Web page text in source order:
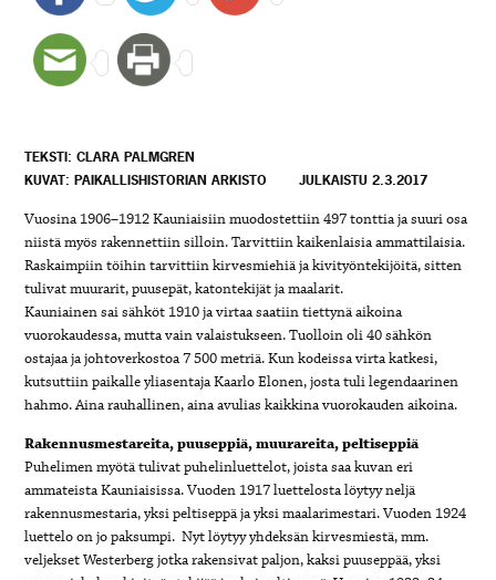
TEKSTI: CLARA PALMGREN
KUVAT: PAIKALLISHISTORIAN ARKISTO
JULKAISTU 2.3.2017
Vuosina 1906–1912 Kauniaisiin muodostettiin 497 tonttia ja suuri osa
niistä myös rakennettiin silloin. Tarvittiin kaikenlaisia ammattilaisia.
Raskaimpiin töihin tarvittiin kirvesmiehiä ja kivityöntekijöitä, sitten
tulivat muurarit, puusepät, katontekijät ja maalarit.
Kauniainen sai sähköt 1910 ja virtaa saatiin tiettynä aikoina
vuorokaudessa, mutta vain valaistukseen. Tuolloin oli 40 sähkön
ostajaa ja johtoverkostoa 7 500 metriä. Kun kodeissa virta katkesi,
kutsuttiin paikalle yliasentaja Kaarlo Elonen, josta tuli legendaarinen
hahmo. Aina rauhallinen, aina avulias kaikkina vuorokauden aikoina.
Rakennusmestareita, puuseppiä, muurareita, peltiseppiä
Puhelimen myötä tulivat puhelinluettelot, joista saa kuvan eri
ammateista Kauniaisissa. Vuoden 1917 luettelosta löytyy neljä
rakennusmestaria, yksi peltiseppä ja yksi maalarimestari. Vuoden 1924
luettelo on jo paksumpi. Nyt löytyy yhdeksän kirvesmiestä, mm.
veljekset Westerberg jotka rakensivat paljon, kaksi puuseppää, yksi